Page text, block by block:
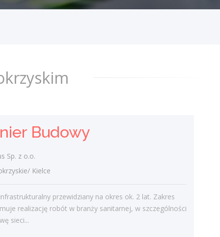
świętokrzyskie/ Kielce
świętokrzyskie/ Kielce
dzisiaj
Budowy
Sp. z o.o.
Kielce
przewidziany na okres ok. 2 lat. Zakres
realizację robót w branży sanitarnej, w szczególności
sieci...